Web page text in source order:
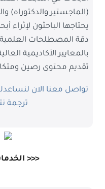
(الماجستير والدكتوراه)
يحتاجها الباحثون
دقة المصطلحات
بالمعايير الأكاديمية
تقديم محتوى رصين
تواصل معنا الان
ترجمة
<<<